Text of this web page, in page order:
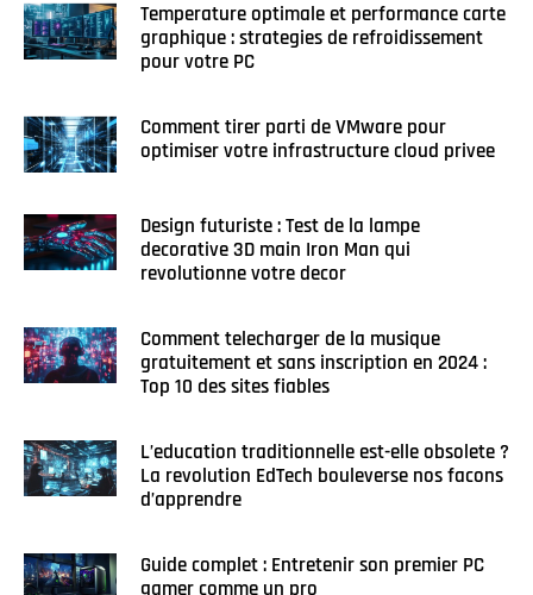
Temperature optimale et performance carte
graphique : strategies de refroidissement
pour votre PC
Comment tirer parti de VMware pour
optimiser votre infrastructure cloud privee
Design futuriste : Test de la lampe
decorative 3D main Iron Man qui
revolutionne votre decor
Comment telecharger de la musique
gratuitement et sans inscription en 2024 :
Top 10 des sites fiables
L’education traditionnelle est-elle obsolete ?
La revolution EdTech bouleverse nos facons
d’apprendre
Guide complet : Entretenir son premier PC
gamer comme un pro